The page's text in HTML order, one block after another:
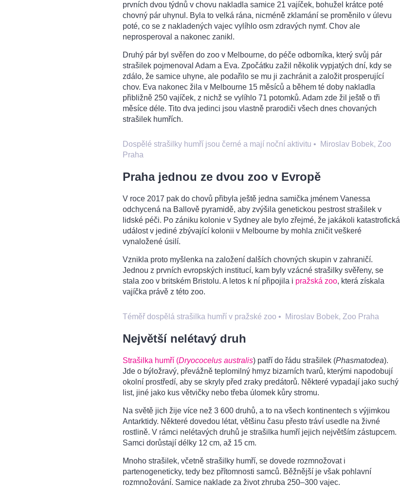
prvních dvou týdnů v chovu nakladla samice 21 vajíček, bohužel krátce poté
chovný pár uhynul. Byla to velká rána, nicméně zklamání se proměnilo v úlevu
poté, co se z nakladených vajec vylíhlo osm zdravých nymf. Chov ale
neprosperoval a nakonec zanikl.
Druhý pár byl svěřen do zoo v Melbourne, do péče odborníka, který svůj pár
strašilek pojmenoval Adam a Eva. Zpočátku zažil několik vypjatých dní, kdy se
zdálo, že samice uhyne, ale podařilo se mu ji zachránit a založit prosperující
chov. Eva nakonec žila v Melbourne 15 měsíců a během té doby nakladla
přibližně 250 vajíček, z nichž se vylíhlo 71 potomků. Adam zde žil ještě o tři
měsíce déle. Tito dva jedinci jsou vlastně prarodiči všech dnes chovaných
strašilek humřích.
Dospělé strašilky humří jsou černé a mají noční aktivitu •
Miroslav Bobek, Zoo
Praha
Praha jednou ze dvou zoo v Evropě
V roce 2017 pak do chovů přibyla ještě jedna samička jménem Vanessa
odchycená na Ballově pyramidě, aby zvýšila genetickou pestrost strašilek v
lidské péči. Po zániku kolonie v Sydney ale bylo zřejmé, že jakákoli katastrofická
událost v jediné zbývající kolonii v Melbourne by mohla zničit veškeré
vynaložené úsilí.
Vznikla proto myšlenka na založení dalších chovných skupin v zahraničí.
Jednou z prvních evropských institucí, kam byly vzácné strašilky svěřeny, se
stala zoo v britském Bristolu. A letos k ní připojila i pražská zoo, která získala
vajíčka právě z této zoo.
Téměř dospělá strašilka humří v pražské zoo • Miroslav Bobek, Zoo Praha
Největší nelétavý druh
Strašilka humří (Dryococelus australis) patří do řádu strašilek (Phasmatodea).
Jde o býložravý, převážně teplomilný hmyz bizarních tvarů, kterými napodobují
okolní prostředí, aby se skryly před zraky predátorů. Některé vypadají jako suchý
list, jiné jako kus větvičky nebo třeba úlomek kůry stromu.
Na světě jich žije více než 3 600 druhů, a to na všech kontinentech s výjimkou
Antarktidy. Některé dovedou létat, většinu času přesto tráví usedle na živné
rostlině. V rámci nelétavých druhů je strašilka humří jejich největším zástupcem.
Samci dorůstají délky 12 cm, až 15 cm.
Mnoho strašilek, včetně strašilky humří, se dovede rozmnožovat i
partenogeneticky, tedy bez přítomnosti samců. Běžnější je však pohlavní
rozmnožování. Samice naklade za život zhruba 250–300 vajec.